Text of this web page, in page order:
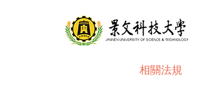
相關法規